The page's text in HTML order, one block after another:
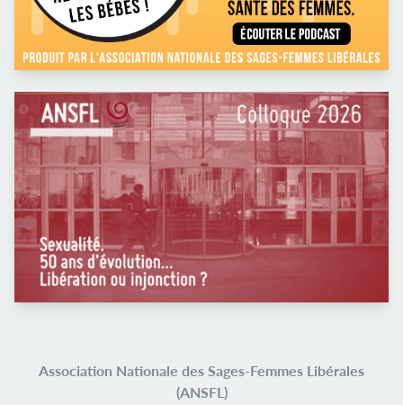
Association Nationale des Sages-Femmes Libérales
(ANSFL)